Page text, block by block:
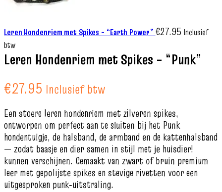
Leren Hondenriem met Spikes – “Earth Power” €27.95 Inclusief
btw
Leren Hondenriem met Spikes – “Punk”
€27.95 Inclusief btw
Een stoere leren hondenriem met zilveren spikes,
ontworpen om perfect aan te sluiten bij het Punk
hondentuigje, de halsband, de armband en de kattenhalsband
— zodat baasje en dier samen in stijl met je huisdier!
kunnen verschijnen. Gemaakt van zwart of bruin premium
leer met gepolijste spikes en stevige rivetten voor een
uitgesproken punk‑uitstraling.